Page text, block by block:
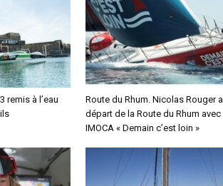
remis à l’eau
Route du Rhum. Nicolas Rouger
départ de la Route du Rhum avec
IMOCA « Demain c’est loin »